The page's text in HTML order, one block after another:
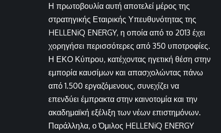
Η πρωτοβουλία αυτή αποτελεί μέρος της
στρατηγικής Εταιρικής Υπευθυνότητας της
HELLENiQ ENERGY, η οποία από το 2013 έχει
χορηγήσει περισσότερες από 350 υποτροφίες.
Η ΕΚΟ Κύπρου, κατέχοντας ηγετική θέση στην
εμπορία καυσίμων και απασχολώντας πάνω
από 1.500 εργαζόμενους, συνεχίζει να
επενδύει έμπρακτα στην καινοτομία και την
ακαδημαϊκή εξέλιξη των νέων επιστημόνων.
Παράλληλα, ο Όμιλος HELLENiQ ENERGY